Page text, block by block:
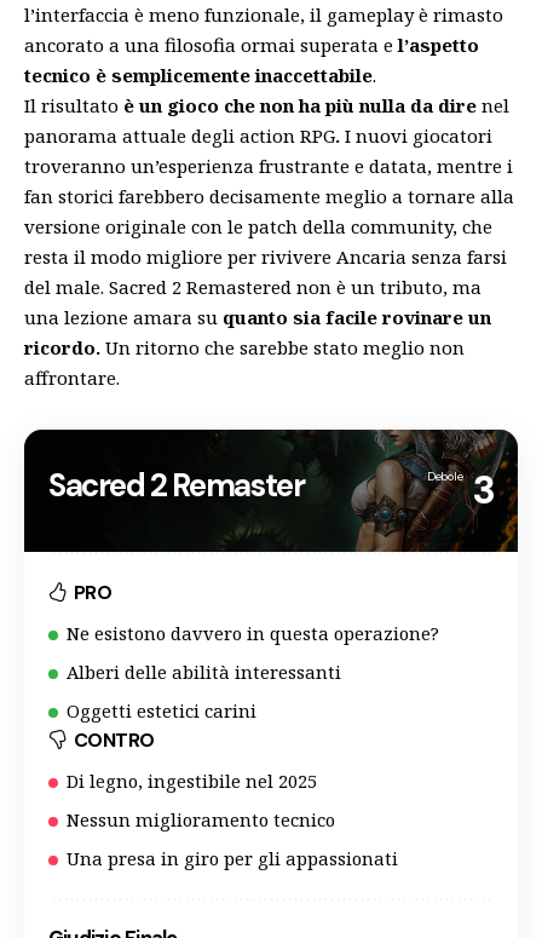
l’interfaccia è meno funzionale, il gameplay è rimasto
ancorato a una filosofia ormai superata el’aspetto
tecnico è semplicemente inaccettabile.
Il risultato è un gioco che non ha più nulla da dire nel
panorama attuale degli action RPG. I nuovi giocatori
troveranno un’esperienza frustrante e datata, mentre i
fan storici farebbero decisamente meglio a tornare alla
versione originale con le patch della community, che
resta il modo migliore per rivivere Ancaria senza farsi
del male. Sacred 2 Remastered non è un tributo, ma
una lezione amara su quanto sia facile rovinare un
ricordo. Un ritorno che sarebbe stato meglio non
affrontare.
Sacred 2 Remaster Debole 3
PRO
Ne esistono davvero in questa operazione?
Alberi delle abilità interessanti
Oggetti estetici carini
CONTRO
Di legno, ingestibile nel 2025
Nessun miglioramento tecnico
Una presa in giro per gli appassionati